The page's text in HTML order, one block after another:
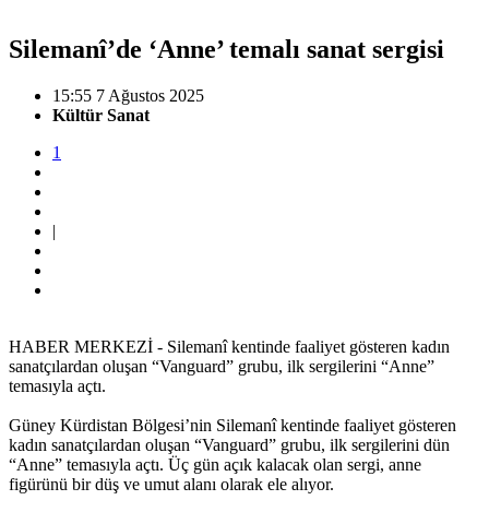
Silemanî’de ‘Anne’ temalı sanat sergisi
15:55 7 Ağustos 2025
Kültür Sanat
1
|
HABER MERKEZİ - Silemanî kentinde faaliyet gösteren kadın
sanatçılardan oluşan “Vanguard” grubu, ilk sergilerini “Anne”
temasıyla açtı.
Güney Kürdistan Bölgesi’nin Silemanî kentinde faaliyet gösteren
kadın sanatçılardan oluşan “Vanguard” grubu, ilk sergilerini dün
“Anne” temasıyla açtı. Üç gün açık kalacak olan sergi, anne
figürünü bir düş ve umut alanı olarak ele alıyor.